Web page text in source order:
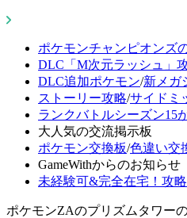
ポケモンチャンピオンズ
DLC「M次元ラッシュ」
DLC追加ポケモン/新メガ
ストーリー攻略/サイドミ
ランクバトルシーズン15
大人気の交流掲示板
ポケモン交換板/色違い交
GameWithからのお知らせ
未経験可&完全在宅！攻
ポケモンZAのプリズムタワー